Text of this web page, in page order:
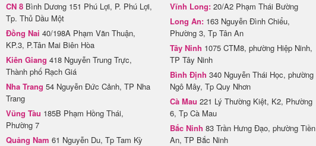
CN 8 Bình Dương 151 Phú Lợi, P. Phú Lợi,
Tp. Thủ Dầu Một
Đồng Nai 40/198A Phạm Văn Thuận,
KP.3, P.Tân Mai Biên Hòa
Kiên Giang 418 Nguyễn Trung Trực,
Thành phố Rạch Giá
Nha Trang 54 Nguyễn Đức Cảnh, TP Nha
Trang
Vũng Tàu 185B Phạm Hồng Thái,
Phường 7
Quảng Nam 61 Nguyễn Du, Tp Tam Kỳ
Vĩnh Long: 20/A2 Phạm Thái Bường
Long An: 163 Nguyễn Đình Chiểu,
Phường 3, Tp Tân An
Tây Ninh 1075 CTM8, phường Hiệp Ninh,
TP Tây Ninh
Bình Định 340 Nguyễn Thái Học, phường
Ngô Mây, Tp Quy Nhơn
Cà Mau 221 Lý Thường Kiệt, K2, Phường
6, Tp Cà Mau
Bắc Ninh 83 Trần Hưng Đạo, phường Tiền
An, TP Bắc Ninh